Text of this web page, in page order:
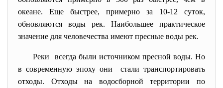
океане. Еще быстрее, примерно за 10-12 суток,
обновляются воды рек. Наибольшее практическое
значение для человечества имеют пресные воды рек.
Реки всегда были источником пресной воды. Но
в современную эпоху они стали транспортировать
отходы. Отходы на водосборной территории по